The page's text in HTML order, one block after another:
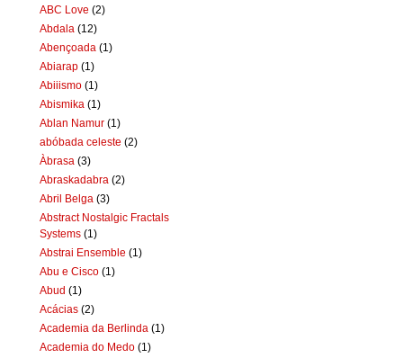
ABC Love (2)
Abdala (12)
Abençoada (1)
Abiarap (1)
Abiiismo (1)
Abismika (1)
Ablan Namur (1)
abóbada celeste (2)
Àbrasa (3)
Abraskadabra (2)
Abril Belga (3)
Abstract Nostalgic Fractals
Systems (1)
Abstrai Ensemble (1)
Abu e Cisco (1)
Abud (1)
Acácias (2)
Academia da Berlinda (1)
Academia do Medo (1)